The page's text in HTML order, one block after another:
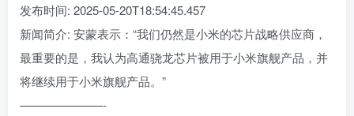
发布时间: 2025-05-20T18:54:45.457
新闻简介: 安蒙表示：“我们仍然是小米的芯片战略供应商，
最重要的是，我认为高通骁龙芯片被用于小米旗舰产品，并
将继续用于小米旗舰产品。”
———————-